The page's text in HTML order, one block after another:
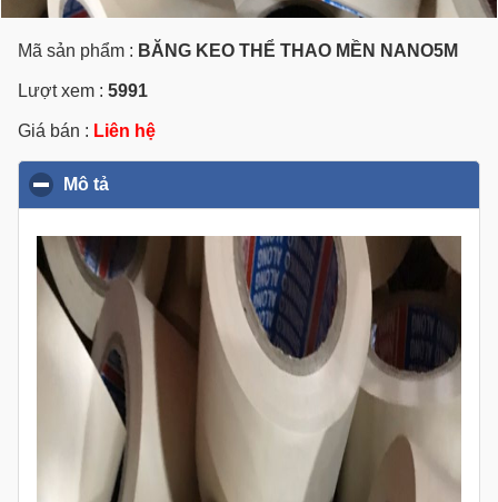
Mã sản phẩm : BĂNG KEO THỂ THAO MỀN NANO5M
Lượt xem : 5991
Giá bán : Liên hệ
Mô tả